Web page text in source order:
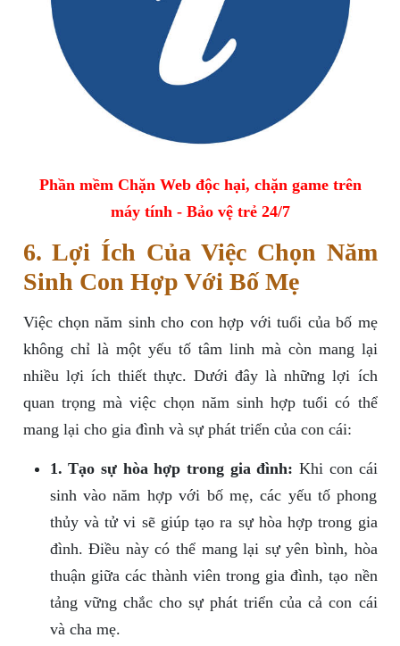
Phần mềm Chặn Web độc hại, chặn game trên
máy tính - Bảo vệ trẻ 24/7
6. Lợi Ích Của Việc Chọn Năm
Sinh Con Hợp Với Bố Mẹ
Việc chọn năm sinh cho con hợp với tuổi của bố mẹ
không chỉ là một yếu tố tâm linh mà còn mang lại
nhiều lợi ích thiết thực. Dưới đây là những lợi ích
quan trọng mà việc chọn năm sinh hợp tuổi có thể
mang lại cho gia đình và sự phát triển của con cái:
1. Tạo sự hòa hợp trong gia đình: Khi con cái
sinh vào năm hợp với bố mẹ, các yếu tố phong
thủy và tử vi sẽ giúp tạo ra sự hòa hợp trong gia
đình. Điều này có thể mang lại sự yên bình, hòa
thuận giữa các thành viên trong gia đình, tạo nền
tảng vững chắc cho sự phát triển của cả con cái
và cha mẹ.